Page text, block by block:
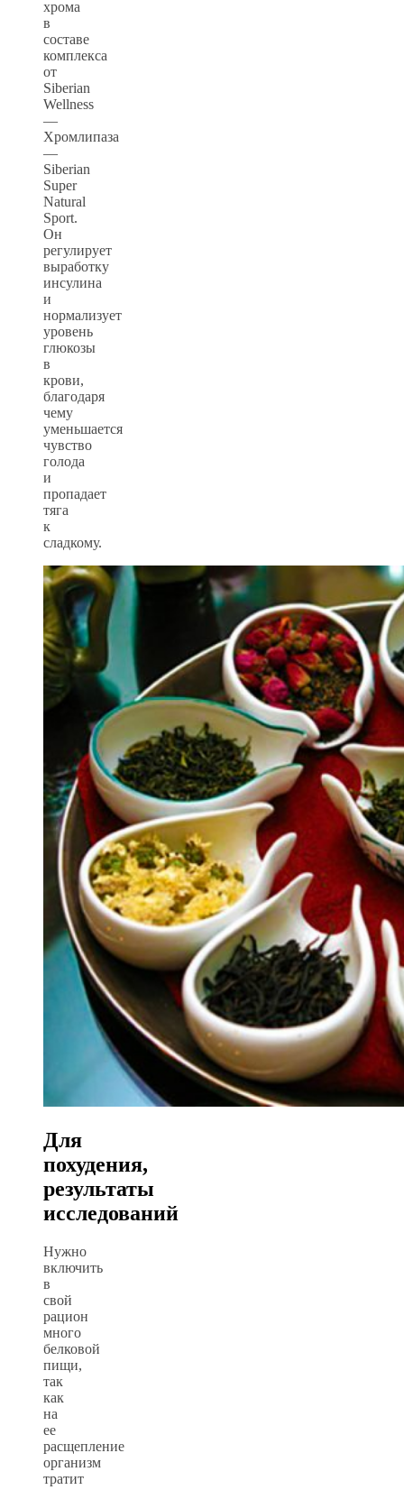
хрома
в
составе
комплекса
от
Siberian
Wellness
—
Хромлипаза
—
Siberian
Super
Natural
Sport.
Он
регулирует
выработку
инсулина
и
нормализует
уровень
глюкозы
в
крови,
благодаря
чему
уменьшается
чувство
голода
и
пропадает
тяга
к
сладкому.
Для
похудения,
результаты
исследований
Нужно
включить
в
свой
рацион
много
белковой
пищи,
так
как
на
ее
расщепление
организм
тратит